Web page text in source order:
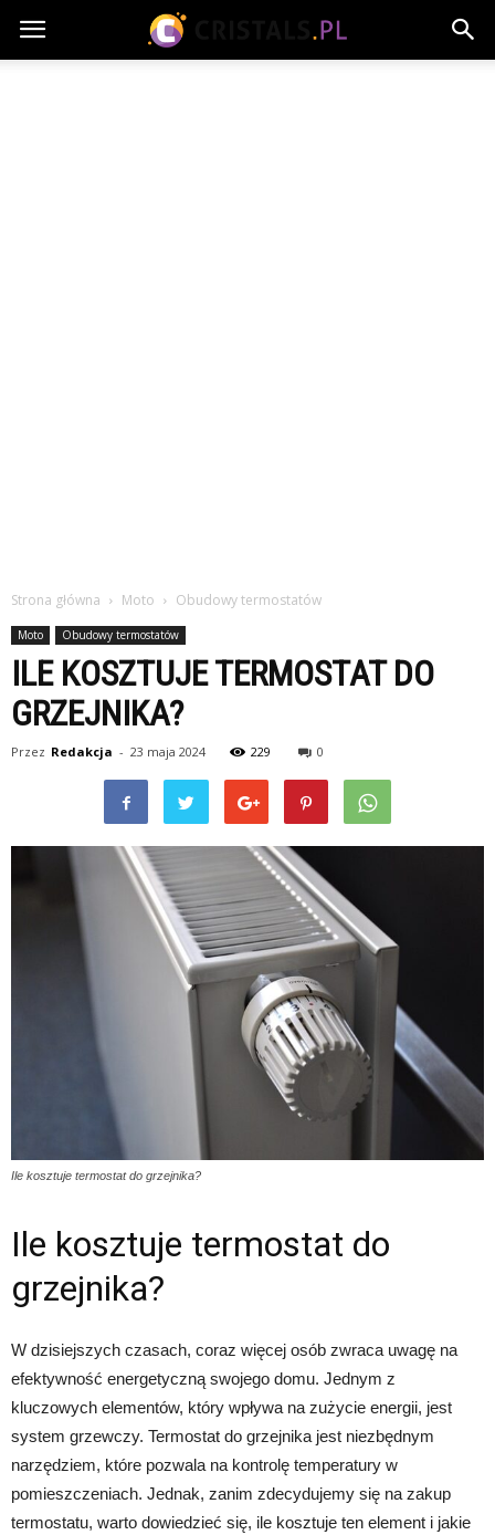
Strona główna Moto Obudowy termostatów
Moto Obudowy termostatów
ILE KOSZTUJE TERMOSTAT DO
GRZEJNIKA?
Przez Redakcja - 23 maja 2024 229 0
Ile kosztuje termostat do grzejnika?
Ile kosztuje termostat do
grzejnika?
W dzisiejszych czasach, coraz więcej osób zwraca uwagę na
efektywność energetyczną swojego domu. Jednym z
kluczowych elementów, który wpływa na zużycie energii, jest
system grzewczy. Termostat do grzejnika jest niezbędnym
narzędziem, które pozwala na kontrolę temperatury w
pomieszczeniach. Jednak, zanim zdecydujemy się na zakup
termostatu, warto dowiedzieć się, ile kosztuje ten element i jakie